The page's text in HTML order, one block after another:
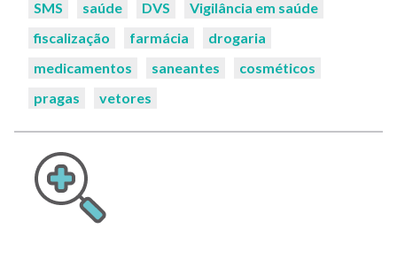
Palavras-
SMS saúde DVS
Vigilância em saúde
fiscalização
farmácia
drogaria
medicamentos
saneantes
cosméticos
pragas
vetores